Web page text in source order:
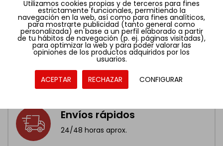
Envíos rápidos
24/48 horas aprox.
Utilizamos cookies propias y de terceros para fines
estrictamente funcionales, permitiendo la
navegación en la web, así como para fines analíticos,
para mostrarte publicidad (tanto general como
personalizada) en base a un perfil elaborado a partir
de tu hábitos de navegación (p. ej. páginas visitadas),
para optimizar la web y para poder valorar las
opiniones de los productos adquiridos por los
usuarios.
ACEPTAR RECHAZAR CONFIGURAR